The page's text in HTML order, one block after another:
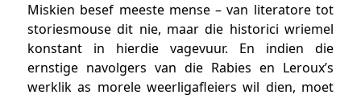
Miskien besef meeste mense – van literatore tot
storiesmouse dit nie, maar die historici wriemel
konstant in hierdie vagevuur. En indien die
ernstige navolgers van die Rabies en Leroux’s
werklik as morele weerligafleiers wil dien, moet